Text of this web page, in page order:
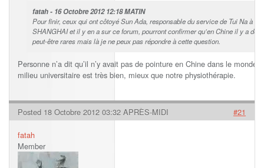
fatah - 16 Octobre 2012 12:18 MATIN
Pour finir, ceux qui ont côtoyé Sun Ada, responsable du service de Tui Na à
SHANGHAI et il y en a sur ce forum, pourront confirmer qu’en Chine il y a
peut-être rares mais là je ne peux pas répondre à cette question.
Personne n’a dit qu’il n’y avait pas de pointure en Chine dans le
milieu universitaire est très bien, mieux que notre physiothérapie.
Posted 18 Octobre 2012 03:32 APRÈS-MIDI #21
fatah
Member